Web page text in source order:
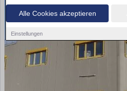
Alle Cookies akzeptieren
Einstellungen